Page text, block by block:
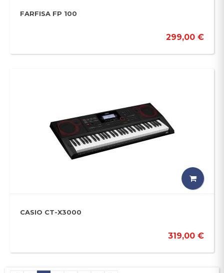
FARFISA FP 100
299,00 €
CASIO CT-X3000
319,00 €